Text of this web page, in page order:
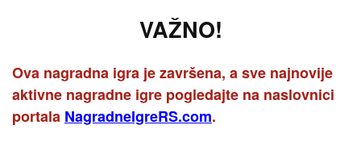
VAŽNO!
Ova nagradna igra je završena, a sve najnovije
aktivne nagradne igre pogledajte na naslovnici
portala NagradneIgreRS.com.